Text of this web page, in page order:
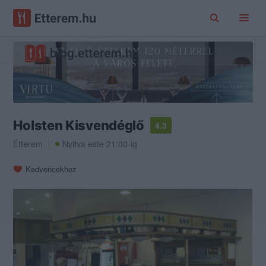
Holsten Kisvendéglő
4.3
Étterem
Nyitva este 21:00-ig
Kedvencekhez